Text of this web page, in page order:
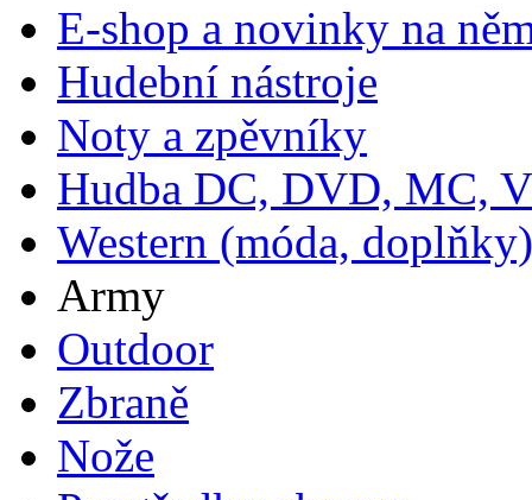
E-shop a novinky na
Hudební nástroje
Noty a zpěvníky
Hudba DC, DVD, MC,
Western (móda, doplňky)
Army
Outdoor
Zbraně
Nože